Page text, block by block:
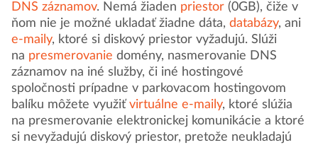
DNS záznamov. Nemá žiaden priestor (0GB), čiže v
ňom nie je možné ukladať žiadne dáta, databázy, ani
e-maily, ktoré si diskový priestor vyžadujú. Slúži
na presmerovanie domény, nasmerovanie DNS
záznamov na iné služby, či iné hostingové
spoločnosti prípadne v parkovacom hostingovom
balíku môžete využiť virtuálne e-maily, ktoré slúžia
na presmerovanie elektronickej komunikácie a ktoré
si nevyžadujú diskový priestor, pretože neukladajú